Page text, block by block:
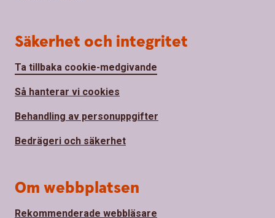
Säkerhet och integritet
Ta tillbaka cookie-medgivande
Så hanterar vi cookies
Behandling av personuppgifter
Bedrägeri och säkerhet
Om webbplatsen
Rekommenderade webbläsare